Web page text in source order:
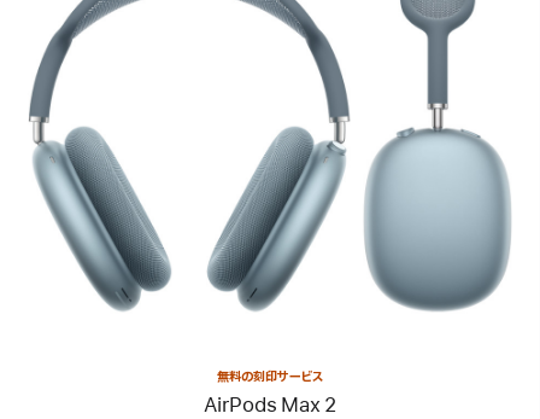
無料の刻印サービス
AirPods Max 2